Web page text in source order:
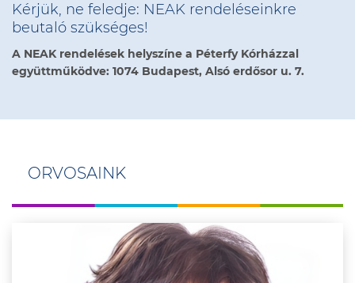
Kérjük, ne feledje: NEAK rendeléseinkre
beutaló szükséges!
A NEAK rendelések helyszíne a Péterfy Kórházzal
együttműködve: 1074 Budapest, Alsó erdősor u. 7.
ORVOSAINK